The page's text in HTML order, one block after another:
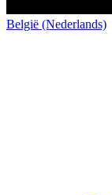
België (Nederlands)